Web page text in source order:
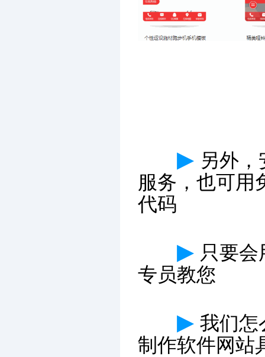
▶ 另外
服务，也可用
代码
▶ 只要
专员教您
▶ 我们怎
制作软件网站